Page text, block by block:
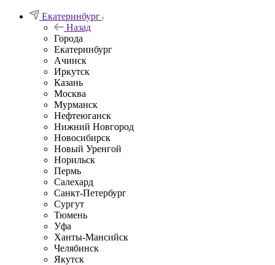
Екатеринбург
Назад
Города
Екатеринбург
Ачинск
Иркутск
Казань
Москва
Мурманск
Нефтеюганск
Нижний Новгород
Новосибирск
Новый Уренгой
Норильск
Пермь
Салехард
Санкт-Петербург
Сургут
Тюмень
Уфа
Ханты-Мансийск
Челябинск
Якутск